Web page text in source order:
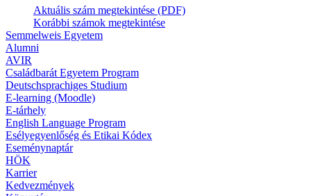
Aktuális szám megtekintése (PDF)
Korábbi számok megtekintése
Semmelweis Egyetem
Alumni
AVIR
Családbarát Egyetem Program
Deutschsprachiges Studium
E-learning (Moodle)
E-tárhely
English Language Program
Esélyegyenlőség és Etikai Kódex
Eseménynaptár
HÖK
Karrier
Kedvezmények